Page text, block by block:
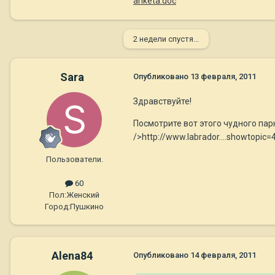
2 недели спустя...
Sara
Пользователи.
60
Пол:Женский
Город:Пушкино
Опубликовано 13 февраля, 2011
Здравствуйте!
Посмотрите вот этого чудного
/>http://
Alena84 Опубликовано 14 февраля, 2011